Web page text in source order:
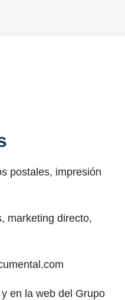
postales, impresión
marketing directo,
en la web del Grupo